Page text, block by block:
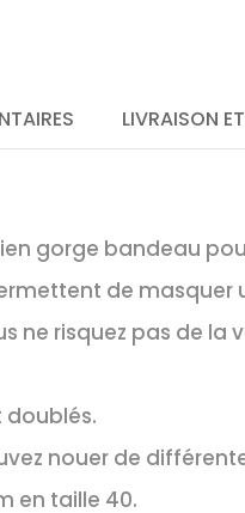
LIVRAISON
gorge bandeau
de masquer
ne risquez pas de la
doublés.
nouer de
en taille 40.